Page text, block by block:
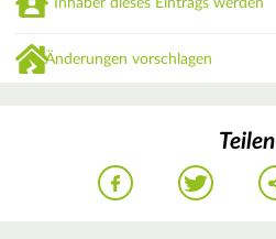
Änderungen vorschlagen
Teilen